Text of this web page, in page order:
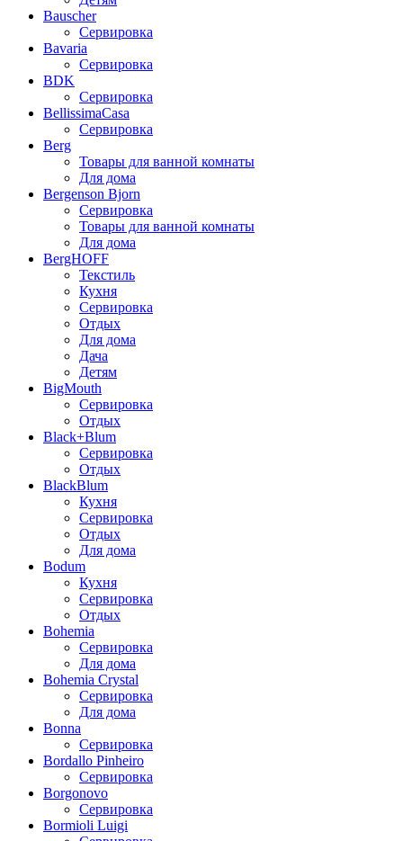
Bauscher
Сервировка
Bavaria
Сервировка
BDK
Сервировка
BellissimaCasa
Сервировка
Berg
Товары для ванной комнаты
Для дома
Bergenson Bjorn
Сервировка
Товары для ванной комнаты
Для дома
BergHOFF
Текстиль
Кухня
Сервировка
Отдых
Для дома
Дача
Детям
BigMouth
Сервировка
Отдых
Black+Blum
Сервировка
Отдых
BlackBlum
Кухня
Сервировка
Отдых
Для дома
Bodum
Кухня
Сервировка
Отдых
Bohemia
Сервировка
Для дома
Bohemia Crystal
Сервировка
Для дома
Bonna
Сервировка
Bordallo Pinheiro
Сервировка
Borgonovo
Сервировка
Bormioli Luigi